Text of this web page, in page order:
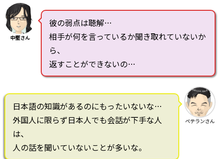
中堅さん
彼の弱点は聴解…
相手が何を言っているか聞き取れていないか
ら、
返すことができないの…
日本語の知識があるのにもったいないな…
外国人に限らず日本人でも会話が下手な人
は、
人の話を聞いていないことが多いな。
ベテランさん